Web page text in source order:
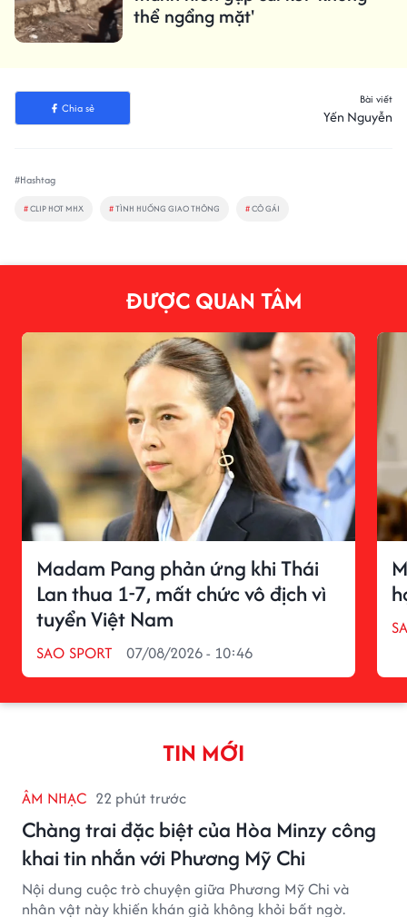
thể ngẩng mặt'
Chia sẻ
Bài viết
Yến Nguyễn
#Hashtag
#CLIP HOT MHX #TÌNH HUỐNG GIAO THÔNG #CÔ GÁI
ĐƯỢC QUAN TÂM
Madam Pang phản ứng khi Thái
Lan thua 1-7, mất chức vô địch vì
tuyển Việt Nam
SAO SPORT 07/08/2026 - 10:46
TIN MỚI
ÂM NHẠC 22 phút trước
Chàng trai đặc biệt của Hòa Minzy công
khai tin nhắn với Phương Mỹ Chi
Nội dung cuộc trò chuyện giữa Phương Mỹ Chi và
nhân vật này khiến khán giả không khỏi bất ngờ.